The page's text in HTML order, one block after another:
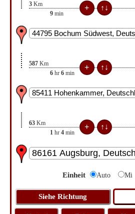
3 Km
9 min
587 Km
6 hr 6 min
63 Km
1 hr 4 min
Einheit Auto Mi